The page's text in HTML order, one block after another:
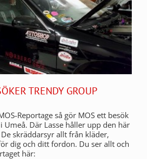
TRENDY GROUP
Reportage så gör MOS ett besök
Umeå. Där Lasse håller upp den här
skräddarsyr allt från kläder,
dig och ditt fordon. Du ser allt och
här: